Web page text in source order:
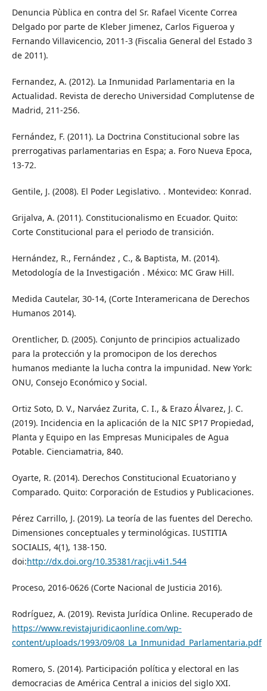
Denuncia Pùblica en contra del Sr. Rafael Vicente Correa
Delgado por parte de Kleber Jimenez, Carlos Figueroa y
Fernando Villavicencio, 2011-3 (Fiscalia General del Estado 3
de 2011).
Fernandez, A. (2012). La Inmunidad Parlamentaria en la
Actualidad. Revista de derecho Universidad Complutense de
Madrid, 211-256.
Fernández, F. (2011). La Doctrina Constitucional sobre las
prerrogativas parlamentarias en Espa; a. Foro Nueva Epoca,
13-72.
Gentile, J. (2008). El Poder Legislativo. . Montevideo: Konrad.
Grijalva, A. (2011). Constitucionalismo en Ecuador. Quito:
Corte Constitucional para el periodo de transición.
Hernández, R., Fernández , C., & Baptista, M. (2014).
Metodología de la Investigación . México: MC Graw Hill.
Medida Cautelar, 30-14, (Corte Interamericana de Derechos
Humanos 2014).
Orentlicher, D. (2005). Conjunto de principios actualizado
para la protección y la promocipon de los derechos
humanos mediante la lucha contra la impunidad. New York:
ONU, Consejo Económico y Social.
Ortiz Soto, D. V., Narváez Zurita, C. I., & Erazo Álvarez, J. C.
(2019). Incidencia en la aplicación de la NIC SP17 Propiedad,
Planta y Equipo en las Empresas Municipales de Agua
Potable. Cienciamatria, 840.
Oyarte, R. (2014). Derechos Constitucional Ecuatoriano y
Comparado. Quito: Corporación de Estudios y Publicaciones.
Pérez Carrillo, J. (2019). La teoría de las fuentes del Derecho.
Dimensiones conceptuales y terminológicas. IUSTITIA
SOCIALIS, 4(1), 138-150.
doi:http://dx.doi.org/10.35381/racji.v4i1.544
Proceso, 2016-0626 (Corte Nacional de Justicia 2016).
Rodríguez, A. (2019). Revista Jurídica Online. Recuperado de
https://www.revistajuridicaonline.com/wp-
content/uploads/1993/09/08_La_Inmunidad_Parlamentaria.pdf
Romero, S. (2014). Participación política y electoral en las
democracias de América Central a inicios del siglo XXI.